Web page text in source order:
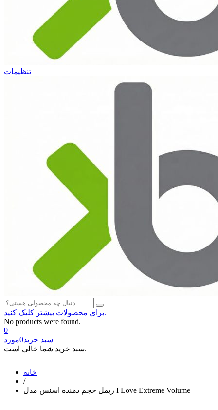
تنظیمات
برای محصولات بیشتر کلیک کنید.
No products were found.
0
سبد خرید0مورد
سبد خرید شما خالی است.
خانه
/
ریمل حجم دهنده اسنس مدل I Love Extreme Volume